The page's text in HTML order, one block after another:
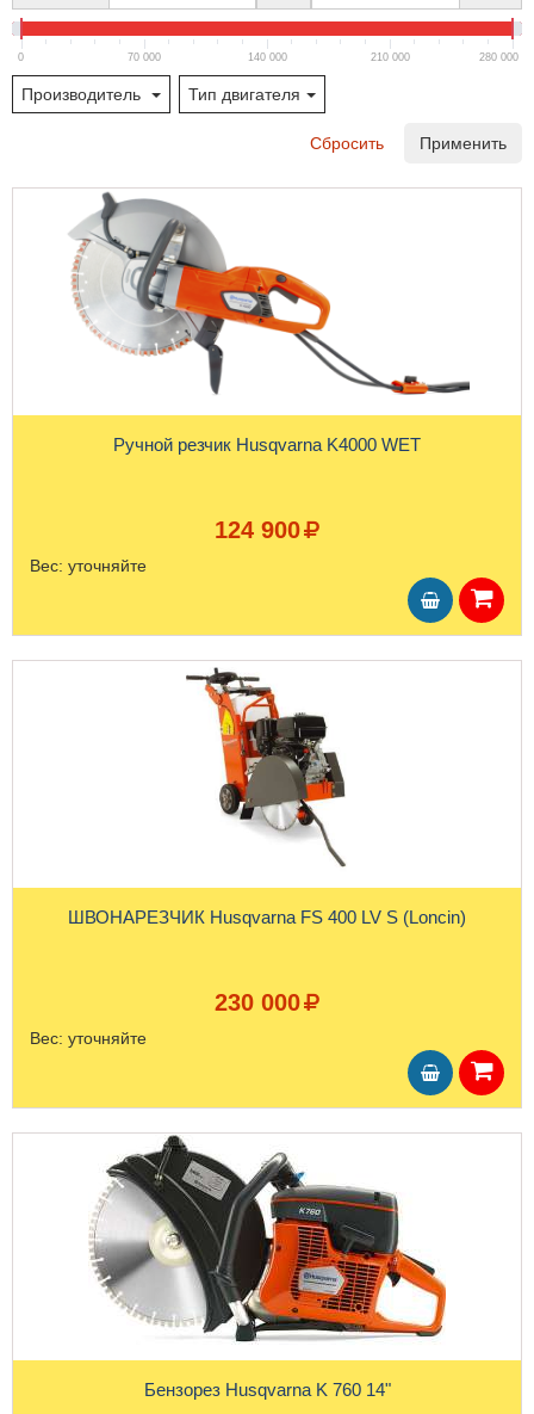
0 70 000 140 000 210 000 280 000
Производитель Тип двигателя
Сбросить Применить
Ручной резчик Husqvarna K4000 WET
124 900
Вес: уточняйте
ШВОНАРЕЗЧИК Husqvarna FS 400 LV S (Loncin)
230 000
Вес: уточняйте
Бензорез Husqvarna K 760 14"